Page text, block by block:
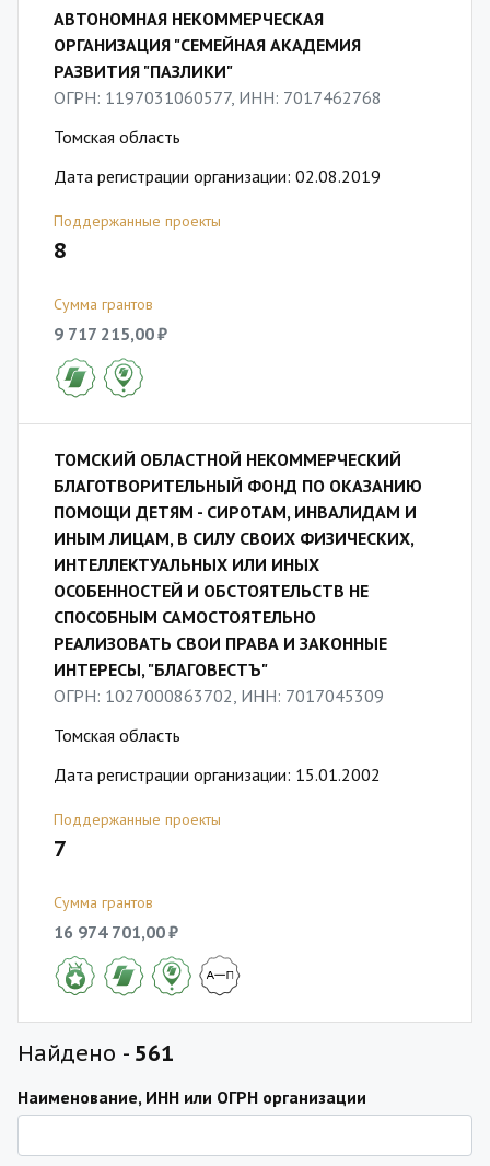
АВТОНОМНАЯ НЕКОММЕРЧЕСКАЯ
ОРГАНИЗАЦИЯ "СЕМЕЙНАЯ АКАДЕМИЯ
РАЗВИТИЯ "ПАЗЛИКИ"
ОГРН: 1197031060577, ИНН: 7017462768
Томская область
Дата регистрации организации: 02.08.2019
Поддержанные проекты
8
Сумма грантов
9 717 215,00 ₽
ТОМСКИЙ ОБЛАСТНОЙ НЕКОММЕРЧЕСКИЙ
БЛАГОТВОРИТЕЛЬНЫЙ ФОНД ПО ОКАЗАНИЮ
ПОМОЩИ ДЕТЯМ - СИРОТАМ, ИНВАЛИДАМ И
ИНЫМ ЛИЦАМ, В СИЛУ СВОИХ ФИЗИЧЕСКИХ,
ИНТЕЛЛЕКТУАЛЬНЫХ ИЛИ ИНЫХ
ОСОБЕННОСТЕЙ И ОБСТОЯТЕЛЬСТВ НЕ
СПОСОБНЫМ САМОСТОЯТЕЛЬНО
РЕАЛИЗОВАТЬ СВОИ ПРАВА И ЗАКОННЫЕ
ИНТЕРЕСЫ, "БЛАГОВЕСТЪ"
ОГРН: 1027000863702, ИНН: 7017045309
Томская область
Дата регистрации организации: 15.01.2002
Поддержанные проекты
7
Сумма грантов
16 974 701,00 ₽
Найдено - 561
Наименование, ИНН или ОГРН организации